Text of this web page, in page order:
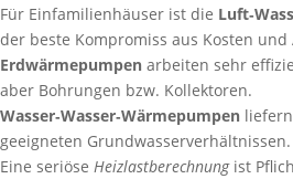
Für Einfamilienhäuser ist die
der beste Kompromiss aus Kosten und
Erdwärmepumpen arbeiten sehr
aber Bohrungen bzw. Kollektoren.
Wasser‑Wasser‑Wärmepumpen
geeigneten Grundwasserverhältnissen.
Eine seriöse Heizlastberechnungist